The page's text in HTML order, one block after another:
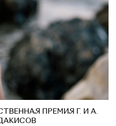
ПРЕМИЯ Г. И А.